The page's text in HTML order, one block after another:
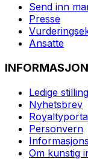
Send inn
Presse
Ansatte
INFORMASJON
Ledige
Nyhetsbrev
Personvern
Om kunstig